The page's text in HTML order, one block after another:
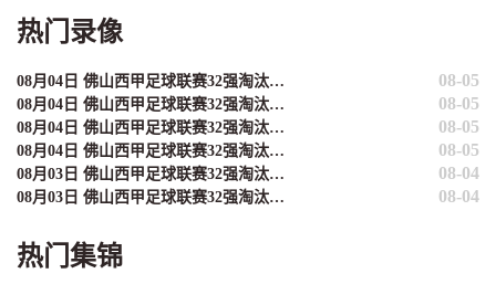
热门录像
08月04日 佛山西甲足球联赛32强淘汰赛 贪玩游戏 VS 美的薪火 全场录像 08-05
08月04日 佛山西甲足球联赛32强淘汰赛 肇庆恒骏成 VS 三七互娱 全场录像 08-05
08月04日 佛山西甲足球联赛32强淘汰赛 广东西南建设 VS 香港圣徒 全场录像 08-05
08月04日 佛山西甲足球联赛32强淘汰赛 藝品高國際 VS 湛江狂狼·粵辉能源 全场录像 08-05
08月03日 佛山西甲足球联赛32强淘汰赛 大塘控股 VS 茂名市点都得 全场录像 08-04
08月03日 佛山西甲足球联赛32强淘汰赛 广东凤铝 VS 湛江八部科技 全场录像 08-04
热门集锦